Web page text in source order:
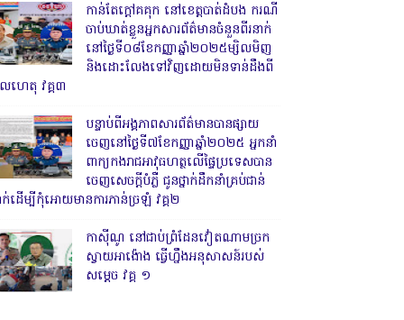
កាន់តែក្តៅគគុក នៅខេត្តបាត់ដំបង ករណី
ចាប់ឃាត់ខ្លួនអ្នកសារព័ត៌មានចំនួនពីរនាក់
នៅថ្ងៃទី០៨ខែកញ្ញាឆ្នាំ២០២៥ម្សិលមិញ
និងដោះលែងទៅវិញដោយមិនទាន់ដឹងពី
ហេតុ វគ្គ៣
បន្ទាប់ពីអង្គភាពសារព័ត៌មានបានផ្សាយ
ចេញនៅថ្ងៃទី៧ខែកញ្ញាឆ្នាំ២០២៥ អ្នកនាំ
ពាក្យកងរាជអាវុធហត្ថលើផ្ទៃប្រទេសបាន
ចេញសេចក្តីបំភ្លឺ ជូនថ្នាក់ដឹកនាំគ្រប់ជាន់
ាក់ដើម្បីកុំអោយមានការភាន់ច្រឡំ វគ្គ២
កាសុីណូ នៅជាប់ព្រំដែនវៀតណាមច្រក
ស្វាយអាង៉ោង ធ្វើហ្នឹងអនុសាសន៍របស់
សម្ដេច វគ្គ ១